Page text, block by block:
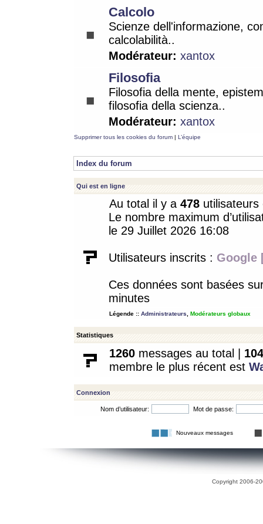
Calcolo
Scienze dell'informazione,
calcolabilità..
Modérateur: xantox
Filosofia
Filosofia della mente,
filosofia della scienza..
Modérateur: xantox
Supprimer tous les cookies du forum | L’équipe
Index du forum
Qui est en ligne
Au total il y a 478
Le nombre maximum
le 29 Juillet 2026 16:08
Utilisateurs inscrits : Google
Ces données sont basées
minutes
Légende :: Administrateurs Modérateurs globaux
Statistiques
1260 messages au total | 104
membre le plus récent est
Connexion
Nom d’utilisateur: Mot de passe:
Nouveaux messages
Copyright 2006-